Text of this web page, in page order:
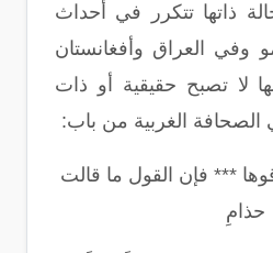
ذاتها تتكرر في أحداث
وفي العراق وأفغانستان
لا تصبح حقيقية أو ذات
الصحافة الغربية من باب:
*** فإن القول ما قالت
حذامِ